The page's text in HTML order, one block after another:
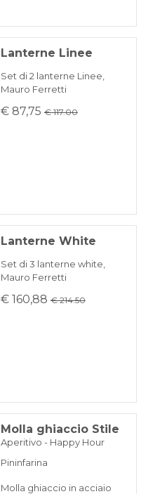
Lanterne Linee
Set di 2 lanterne Linee,
Mauro Ferretti
€ 87,75 € 117.00
Lanterne White
Set di 3 lanterne white,
Mauro Ferretti
€ 160,88 € 214.50
Molla ghiaccio Stile
Aperitivo - Happy Hour
Pininfarina
Molla ghiaccio in acciaio